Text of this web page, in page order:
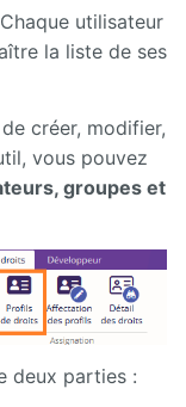
utilisateur
la liste de ses
créer, modifier,
vous pouvez
groupes et
deux parties :